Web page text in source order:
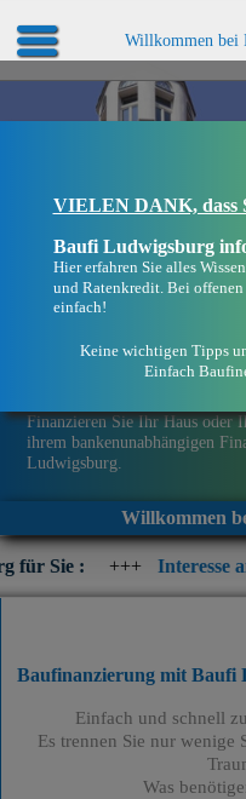
Willkommen bei
Finanzieren Sie Ihr Haus oder
ihrem bankenunabhängigen
Ludwigsburg.
Willkommen
Interesse an einer
VIELEN DANK, dass
Baufi Ludwigsburg
Hier erfahren Sie alles
und Ratenkredit. Bei
einfach!
Keine wichtigen Tipps
Einfach
Baufinanzierung mit Baufi
Einfach und schnell
Es trennen Sie nur
Was